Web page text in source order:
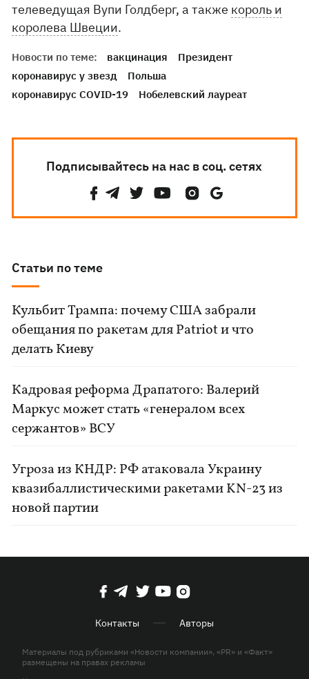
телеведущая Вупи Голдберг, а также король и
королева Швеции.
Новости по теме: вакцинация
Президент
коронавирус у звезд
Польша
коронавирус COVID-19
Нобелевский лауреат
Подписывайтесь на нас в соц. сетях
Статьи по теме
Кульбит Трампа: почему США забрали
обещания по ракетам для Patriot и что
делать Киеву
Кадровая реформа Драпатого: Валерий
Маркус может стать «генералом всех
сержантов» ВСУ
Угроза из КНДР: РФ атаковала Украину
квазибаллистическими ракетами KN-23 из
новой партии
Контакты Авторы
Материалы под рубриками «Новости компании», «PR» и «Факт»
размещены на правах рекламы